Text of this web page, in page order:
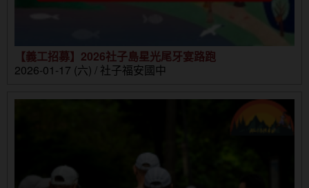
【義工招募】2026社子島星光尾牙宴路跑
2026-01-17 (六) / 社子福安國中